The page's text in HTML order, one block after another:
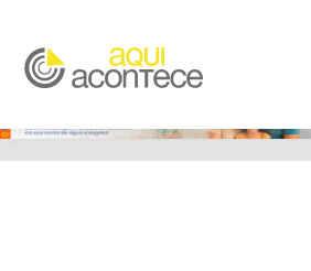
googleb82de9a22cec23e8.html